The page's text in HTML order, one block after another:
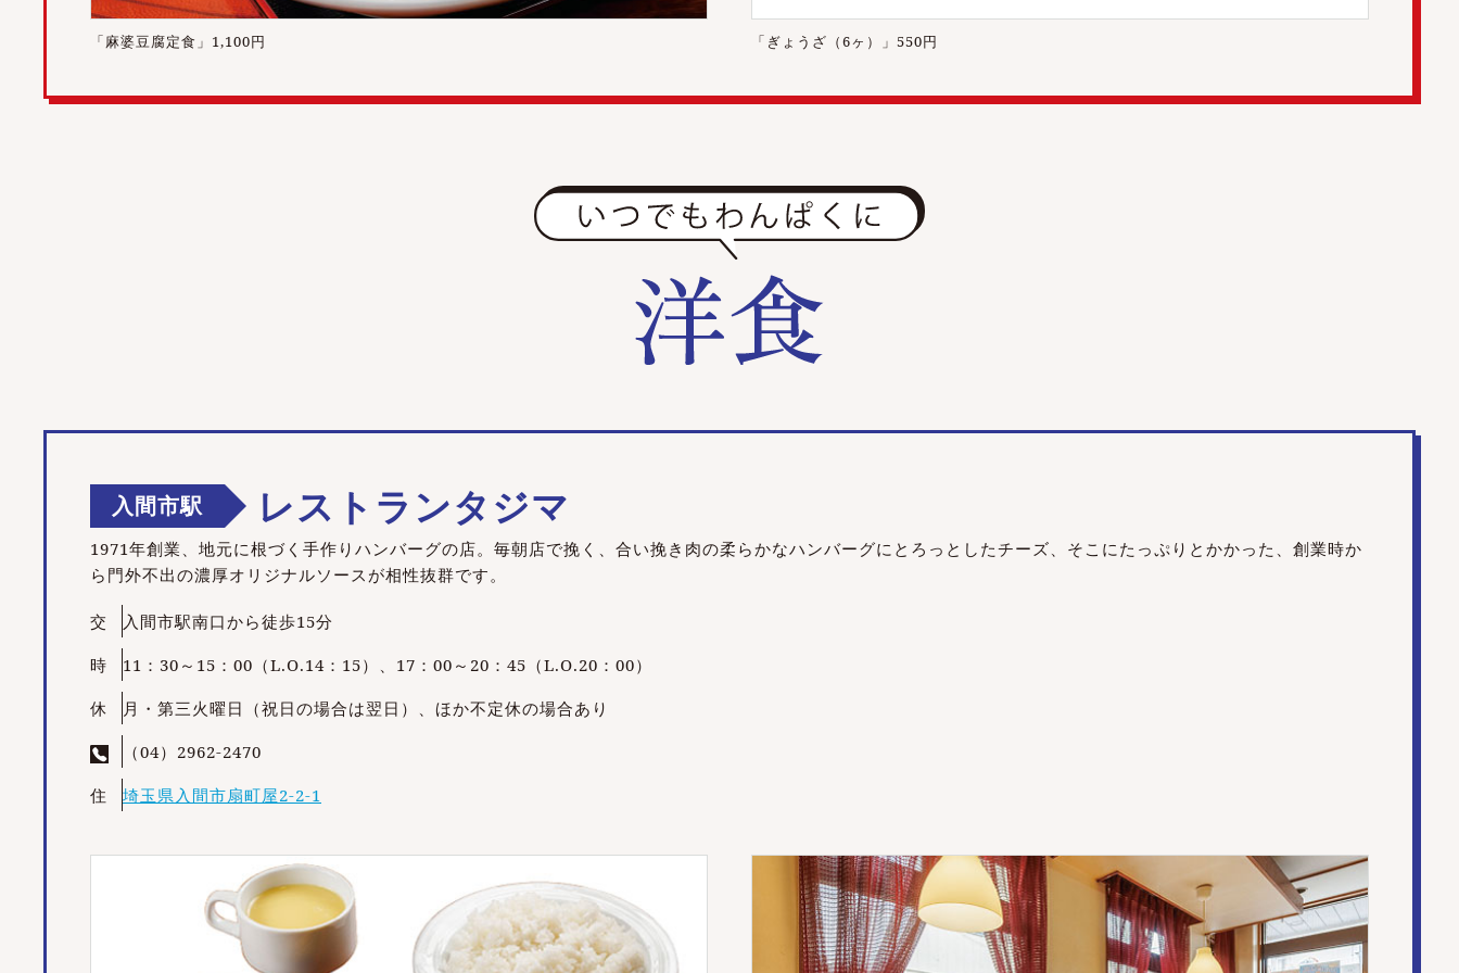
「麻婆豆腐定食」1,100円 「ぎょうざ（6ヶ）」550円
入間市駅 レストランタジマ
1971年創業、地元に根づく手作りハンバーグの店。毎朝店で挽く、合い挽き肉の柔らかなハンバーグにとろっとしたチーズ、そこにたっぷりとかかった、創業時か
ら門外不出の濃厚オリジナルソースが相性抜群です。
交
入間市駅南口から徒歩15分
時
11：30～15：00（L.O.14：15）、17：00～20：45（L.O.20：00）
休
月・第三火曜日（祝日の場合は翌日）、ほか不定休の場合あり
（04）2962-2470
住
埼玉県入間市扇町屋2-2-1